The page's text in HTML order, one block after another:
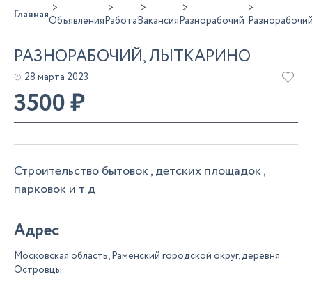
ГлавнаяОбъявленияРаботаВакансияРазнорабочий
РАЗНОРАБОЧИЙ, ЛЫТКАРИНО
28 марта 2023
3500₽
Строительство бытовок , детских площадок ,
парковок и т д
Адрес
Московская область, Раменский городской округ, деревня
Островцы